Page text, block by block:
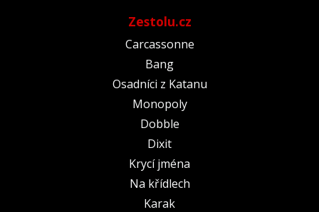
Zestolu.cz
Carcassonne
Bang
Osadníci z Katanu
Monopoly
Dobble
Dixit
Krycí jména
Na křídlech
Karak